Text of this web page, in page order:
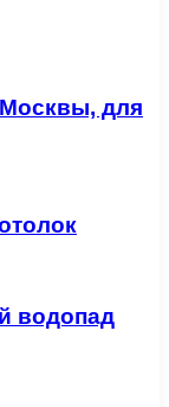
для
водопад